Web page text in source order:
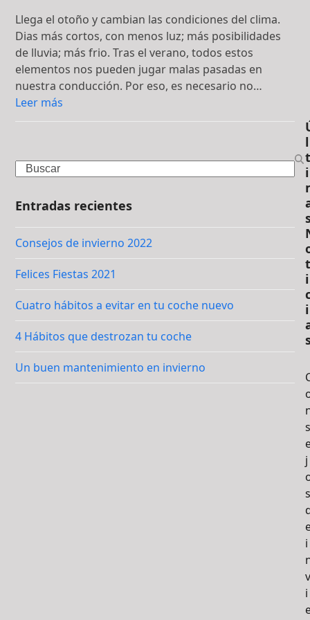
Llega el otoño y cambian las condiciones del clima.
Dias más cortos, con menos luz; más posibilidades
de lluvia; más frio. Tras el verano, todos estos
elementos nos pueden jugar malas pasadas en
nuestra conducción. Por eso, es necesario no…
Leer más
Search
Entradas recientes
Consejos de invierno 2022
Felices Fiestas 2021
Cuatro hábitos a evitar en tu coche nuevo
4 Hábitos que destrozan tu coche
Un buen mantenimiento en invierno
l
t
i
t
i
i
s
j
s
i
v
i